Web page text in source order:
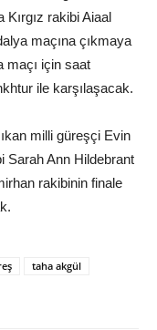
rakibi Aiaal
maçına çıkmaya
maçı için saat
ile karşılaşacak.
milli güreşçi Evin
Sarah Ann Hildebrant
rakibinin finale
taha akgül